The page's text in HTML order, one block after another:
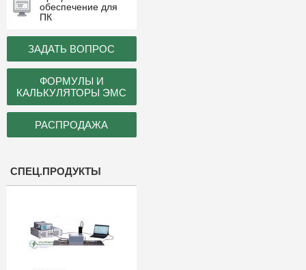
обеспечение для
ПК
ЗАДАТЬ ВОПРОС
ФОРМУЛЫ И
КАЛЬКУЛЯТОРЫ ЭМС
РАСПРОДАЖА
СПЕЦ.ПРОДУКТЫ